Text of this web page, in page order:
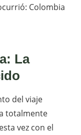
Colombia
La
del viaje
totalmente
vez con el